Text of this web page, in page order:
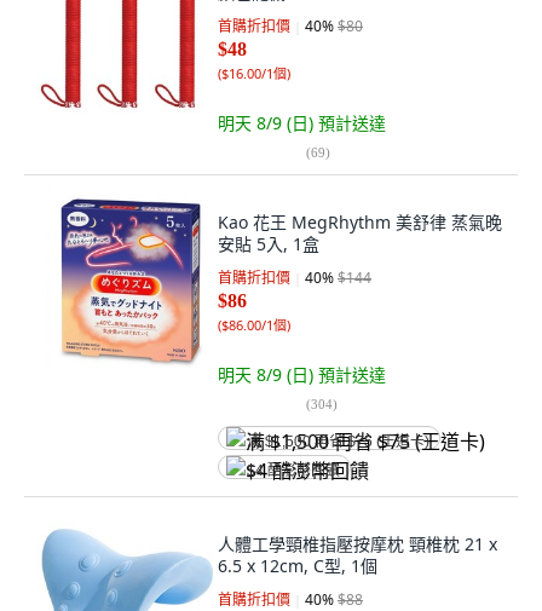
首購折扣價 40%$80
$48
($16.00/1個)
明天 8/9 (日) 預計送達
(69)
Kao 花王 MegRhythm 美舒律 蒸氣晚
安貼 5入, 1盒
首購折扣價 40%$144
$86
($86.00/1個)
明天 8/9 (日) 預計送達
(304)
满 $1,500 再省 $75 (王道卡)
$4 酷澎幣回饋
人體工學頸椎指壓按摩枕 頸椎枕 21 x
6.5 x 12cm, C型, 1個
首購折扣價 40%$88